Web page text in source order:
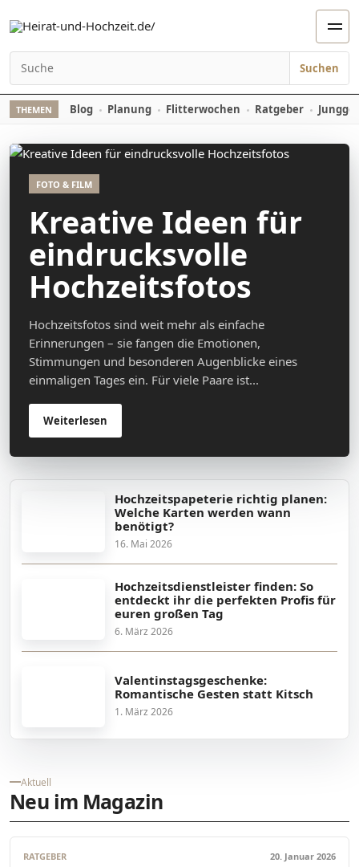
Suchen nach:
Suchen
THEMEN Blog Planung Flitterwochen Ratgeber
FOTO & FILM
Kreative Ideen für
eindrucksvolle
Hochzeitsfotos
Hochzeitsfotos sind weit mehr als einfache
Erinnerungen – sie fangen die Emotionen,
Stimmungen und besonderen Augenblicke eines
einmaligen Tages ein. Für viele Paare ist...
Weiterlesen
Hochzeitspapeterie richtig planen:
Welche Karten werden wann
benötigt?
16. Mai 2026
Hochzeitsdienstleister finden: So
entdeckt ihr die perfekten Profis für
euren großen Tag
6. März 2026
Valentinstagsgeschenke:
Romantische Gesten statt Kitsch
1. März 2026
Aktuell
Neu im Magazin
RATGEBER 20. Januar 2026